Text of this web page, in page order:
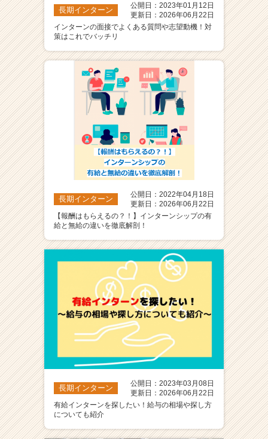
e
長期インターン
公開日：2023年01月12日
更新日：2026年06月22日
インターンの面接でよくある質問や志望動機！対
策はこれでバッチリ
長期インターン
公開日：2022年04月18日
更新日：2026年06月22日
【報酬はもらえるの？！】インターンシップの有
給と無給の違いを徹底解剖！
長期インターン
公開日：2023年03月08日
更新日：2026年06月22日
有給インターンを探したい！給与の相場や探し方
についても紹介